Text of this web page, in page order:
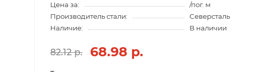
Цена за:
/пог. м
Производитель стали:
Северсталь
Наличие:
В наличии
82.12 р. 68.98 р.